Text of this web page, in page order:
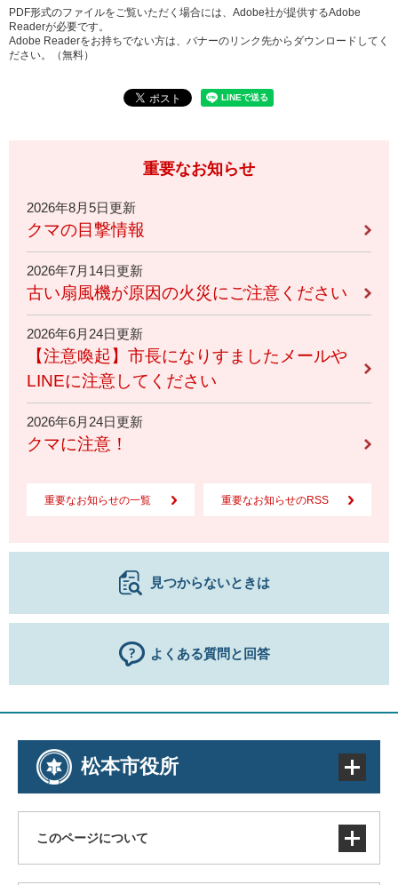
PDF形式のファイルをご覧いただく場合には、Adobe社が提供するAdobe
Readerが必要です。
Adobe Readerをお持ちでない方は、バナーのリンク先からダウンロードしてく
ださい。（無料）
重要なお知らせ
2026年8月5日更新
クマの目撃情報
2026年7月14日更新
古い扇風機が原因の火災にご注意ください
2026年6月24日更新
【注意喚起】市長になりすましたメールや
LINEに注意してください
2026年6月24日更新
クマに注意！
重要なお知らせの一覧 重要なお知らせのRSS
見つからないときは
よくある質問と回答
松本市役所
このページについて